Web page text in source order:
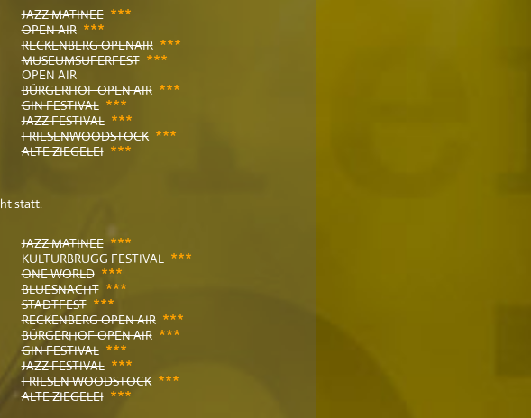
JAZZ MATINEE ***
OPEN AIR ***
RECKENBERG OPENAIR ***
MUSEUMSUFERFEST ***
OPEN AIR
BÜRGERHOF OPEN AIR ***
GIN FESTIVAL ***
JAZZ FESTIVAL ***
FRIESENWOODSTOCK ***
ALTE ZIEGELEI ***
statt.
JAZZ MATINEE ***
KULTURBRUGG FESTIVAL ***
ONE WORLD ***
BLUESNACHT ***
STADTFEST ***
RECKENBERG OPEN AIR ***
BÜRGERHOF OPEN AIR ***
GIN FESTIVAL ***
JAZZ FESTIVAL ***
FRIESEN WOODSTOCK ***
ALTE ZIEGELEI ***